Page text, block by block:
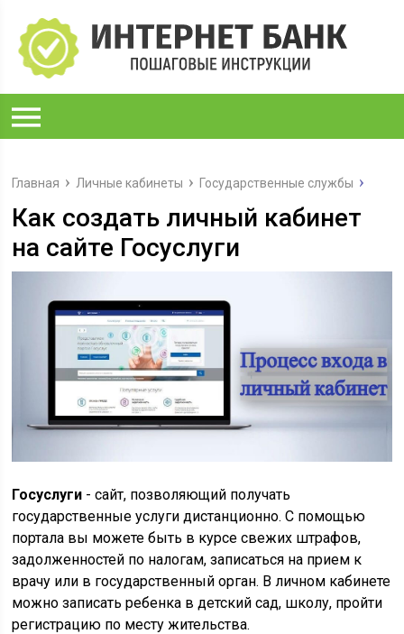
Главная Личные кабинеты Государственные службы
Как создать личный кабинет
на сайте Госуслуги
Госуслуги - сайт, позволяющий получать
государственные услуги дистанционно. С помощью
портала вы можете быть в курсе свежих штрафов,
задолженностей по налогам, записаться на прием к
врачу или в государственный орган. В личном кабинете
можно записать ребенка в детский сад, школу, пройти
регистрацию по месту жительства.